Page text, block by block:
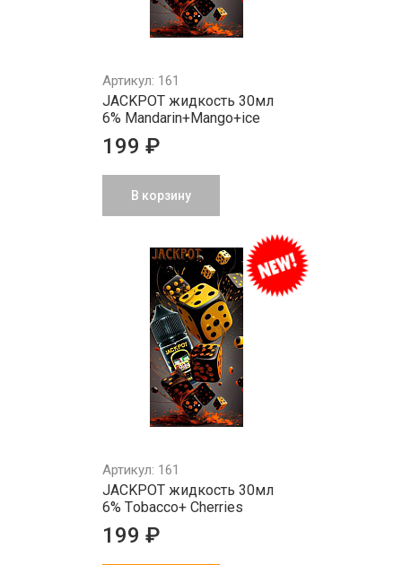
Артикул: 161
JACKPOT жидкость 30мл
6% Mandarin+Mango+ice
199 ₽
В корзину
Артикул: 161
JACKPOT жидкость 30мл
6% Tоbаcco+ Cherries
199 ₽